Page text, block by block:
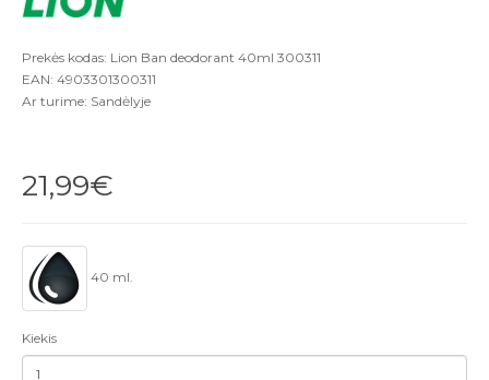
Prekės kodas: Lion Ban deodorant 40ml 300311
EAN: 4903301300311
Ar turime: Sandėlyje
21,99€
40 ml.
Kiekis